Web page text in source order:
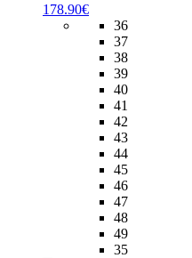
178.90€
36
37
38
39
40
41
42
43
44
45
46
47
48
49
35